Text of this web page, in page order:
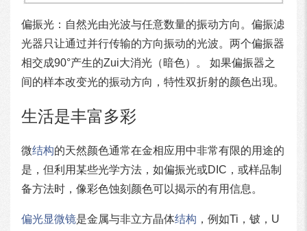
偏振光：自然光由光波与任意数量的振动方向。偏振滤
光器只让通过并行传输的方向振动的光波。两个偏振器
相交成90°产生的Zui大消光（暗色）。 如果偏振器之
间的样本改变光的振动方向，特性双折射的颜色出现。
生活是丰富多彩
微结构的天然颜色通常在金相应用中非常有限的用途的
是，但利用某些光学方法，如偏振光或DIC，或样品制
备方法时，像彩色蚀刻颜色可以揭示的有用信息。
偏光显微镜是金属与非立方晶体结构 ，例如Ti，铍，U